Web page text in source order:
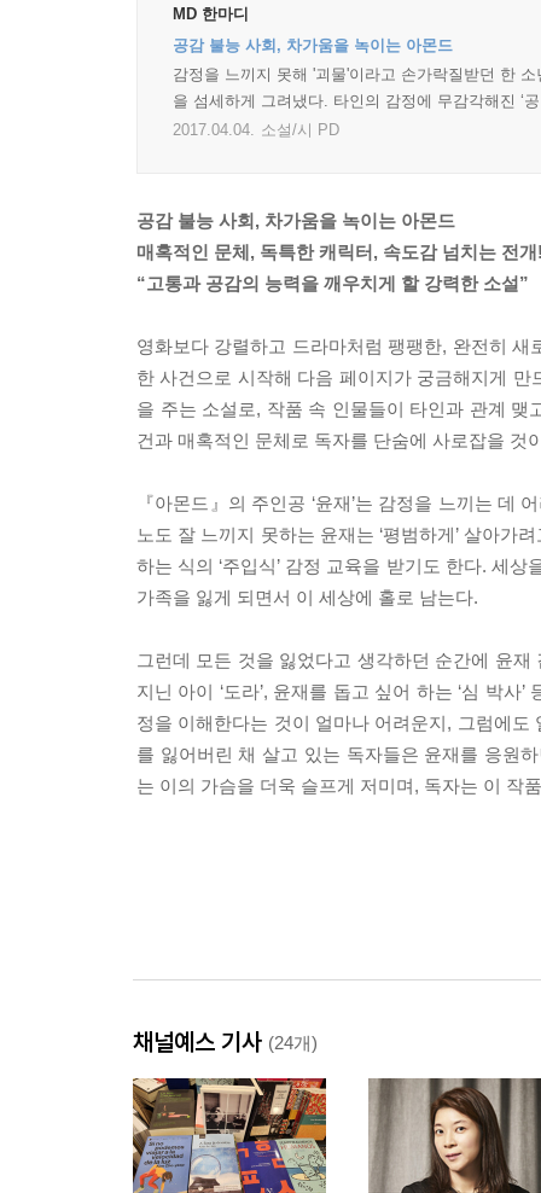
MD 한마디
공감 불능 사회, 차가움을 녹이는 아몬드
감정을 느끼지 못해 '괴물'이라고 손가락질받던 한
을 섬세하게 그려냈다. 타인의 감정에 무감각해진 ‘
2017.04.04.
소설/시 PD
공감 불능 사회, 차가움을 녹이는 아몬드
매혹적인 문체, 독특한 캐릭터, 속도감 넘치는 전
“고통과 공감의 능력을 깨우치게 할 강력한 소설”
영화보다 강렬하고 드라마처럼 팽팽한, 완전히 새
한 사건으로 시작해 다음 페이지가 궁금해지게 만
을 주는 소설로, 작품 속 인물들이 타인과 관계
건과 매혹적인 문체로 독자를 단숨에 사로잡을 것
『아몬드』의 주인공 ‘윤재’는 감정을 느끼는
노도 잘 느끼지 못하는 윤재는 ‘평범하게’ 살아가
하는 식의 ‘주입식’ 감정 교육을 받기도 한다. 세
가족을 잃게 되면서 이 세상에 홀로 남는다.
그런데 모든 것을 잃었다고 생각하던 순간에 윤재
지닌 아이 ‘도라’, 윤재를 돕고 싶어 하는 ‘심 박
정을 이해한다는 것이 얼마나 어려운지, 그럼에
를 잃어버린 채 살고 있는 독자들은 윤재를 응원
는 이의 가슴을 더욱 슬프게 저미며, 독자는 이 작
채널예스 기사 (24개)